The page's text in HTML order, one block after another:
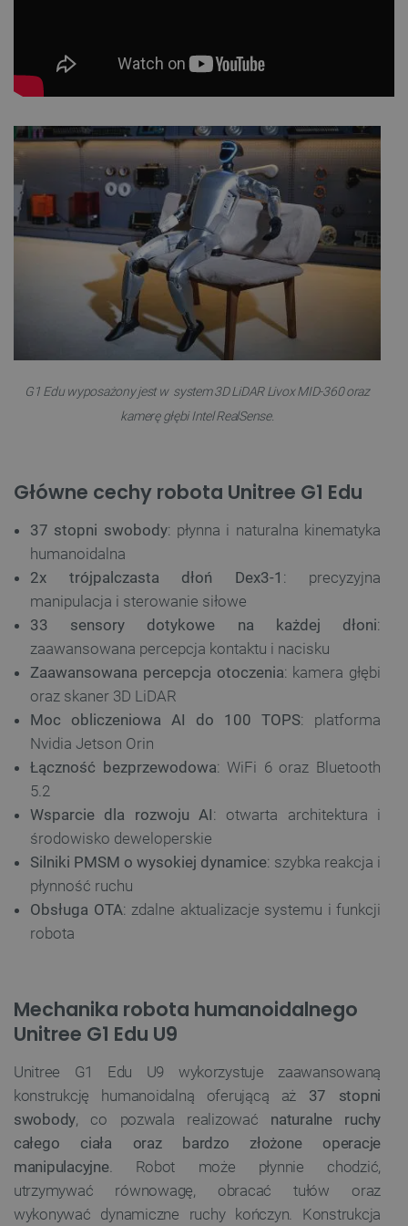
G1 Edu wyposażony jest w system 3D LiDAR Livox MID-360 oraz
kamerę głębi Intel RealSense.
Główne cechy robota Unitree G1 Edu
37 stopni swobody: płynna i naturalna kinematyka
humanoidalna
2x trójpalczasta dłoń Dex3-1 : precyzyjna
manipulacja i sterowanie siłowe
33 sensory dotykowe na każdej dłoni:
zaawansowana percepcja kontaktu i nacisku
Zaawansowana percepcja otoczenia: kamera głębi
oraz skaner 3D LiDAR
Moc obliczeniowa AI do 100 TOPS: platforma
Nvidia Jetson Orin
Łączność bezprzewodowa: WiFi 6 oraz Bluetooth
5.2
Wsparcie dla rozwoju AI: otwarta architektura i
środowisko deweloperskie
Silniki PMSM o wysokiej dynamice: szybka reakcja i
płynność ruchu
Obsługa OTA: zdalne aktualizacje systemu i funkcji
robota
Mechanika robota humanoidalnego
Unitree G1 Edu U9
Unitree G1 Edu U9 wykorzystuje zaawansowaną
konstrukcję humanoidalną oferującą aż 37 stopni
swobody, co pozwala realizować naturalne ruchy
całego ciała oraz bardzo złożone operacje
manipulacyjne. Robot może płynnie chodzić,
utrzymywać równowagę, obracać tułów oraz
wykonywać dynamiczne ruchy kończyn. Konstrukcja